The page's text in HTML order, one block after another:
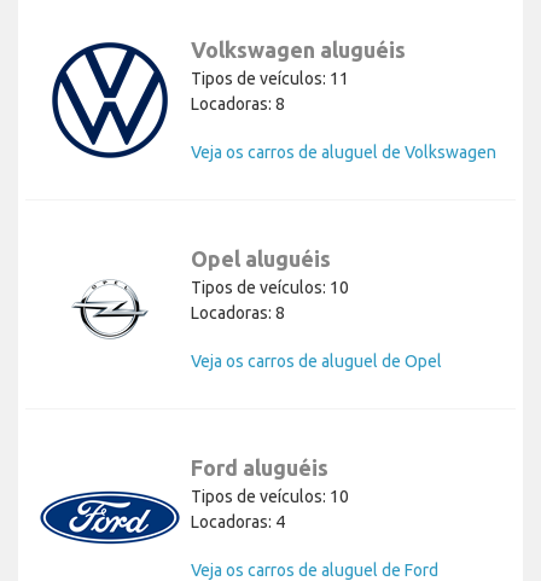
Volkswagen aluguéis
Tipos de veículos: 11
Locadoras: 8
Veja os carros de aluguel de Volkswagen
Opel aluguéis
Tipos de veículos: 10
Locadoras: 8
Veja os carros de aluguel de Opel
Ford aluguéis
Tipos de veículos: 10
Locadoras: 4
Veja os carros de aluguel de Ford